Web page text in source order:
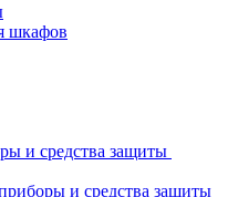
шкафов
и средства защиты
и средства защиты